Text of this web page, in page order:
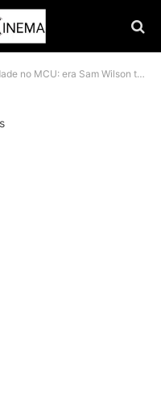
Wilson termina em Vingadores Doutor Destino